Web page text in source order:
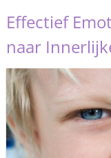
Effectief
naar